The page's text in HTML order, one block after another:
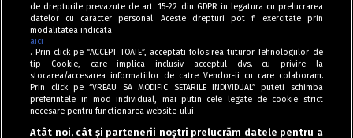
Tag index
Program Antena 1
de drepturile prevazute de art. 15-22 din GDPR in legatura cu prelucrarea
datelor cu caracter personal. Aceste drepturi pot fi exercitate prin
modalitatea indicata
aici
. Prin click pe “ACCEPT TOATE”, acceptati folosirea tuturor Tehnologiilor de
tip Cookie, care implica inclusiv acceptul dvs. cu privire la
stocarea/accesarea informatiilor de catre Vendor-ii cu care colaboram.
Prin click pe “VREAU SA MODIFIC SETARILE INDIVIDUAL” puteti schimba
preferintele in mod individual, mai putin cele legate de cookie strict
necesare pentru functionarea website-ului.
Atât noi, cât și partenerii noștri prelucrăm datele pentru a